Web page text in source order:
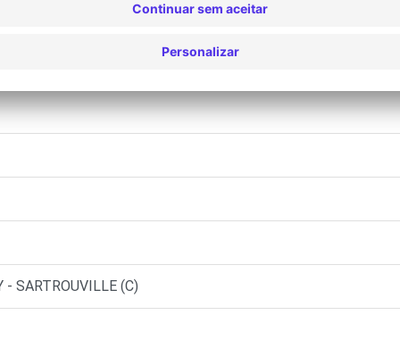
SARTROUVILLE (C)